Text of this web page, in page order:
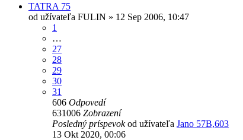
TATRA 75
od užívateľa FULIN » 12 Sep 2006, 10:47
1
…
27
28
29
30
31
606 Odpovedí
631006 Zobrazení
Posledný príspevokod užívateľa Jano 57B,603
13 Okt 2020, 00:06